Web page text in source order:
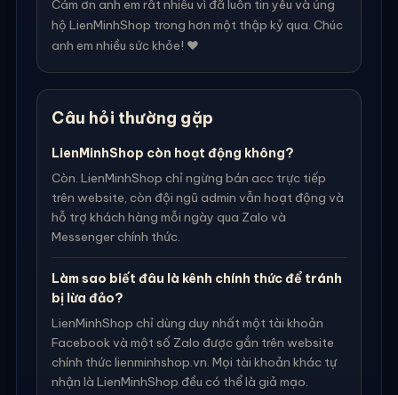
Cám ơn anh em rất nhiều vì đã luôn tin yêu và ủng
hộ LienMinhShop trong hơn một thập kỷ qua. Chúc
anh em nhiều sức khỏe! ❤️
Câu hỏi thường gặp
LienMinhShop còn hoạt động không?
Còn. LienMinhShop chỉ ngừng bán acc trực tiếp
trên website, còn đội ngũ admin vẫn hoạt động và
hỗ trợ khách hàng mỗi ngày qua Zalo và
Messenger chính thức.
Làm sao biết đâu là kênh chính thức để tránh
bị lừa đảo?
LienMinhShop chỉ dùng duy nhất một tài khoản
Facebook và một số Zalo được gắn trên website
chính thức lienminhshop.vn. Mọi tài khoản khác tự
nhận là LienMinhShop đều có thể là giả mạo.